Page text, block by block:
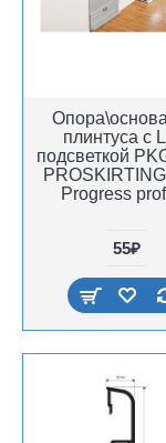
плинтуса с
подсветкой
Progress
55₽